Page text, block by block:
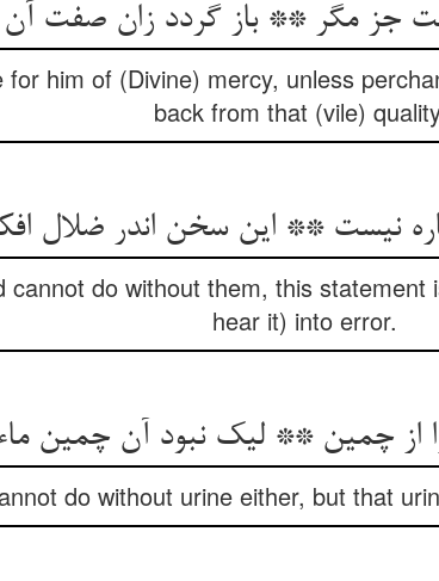
جز مگر ** باز گردد زان صفت آن
him of (Divine) mercy, unless
back from that (vile)
نیست ** این سخن اندر ضلال
cannot do without them, this
hear it) into error.
از چمین ** لیک نبود آن چمین
do without urine either, but that